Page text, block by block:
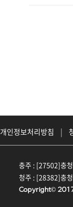
개인정보처리방침 |
충주 : [27502]충
청주 : [28382]충
Copyright©